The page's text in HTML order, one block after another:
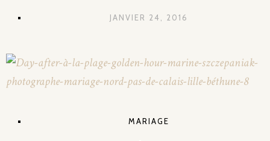
JANVIER 24, 2016
MARIAGE